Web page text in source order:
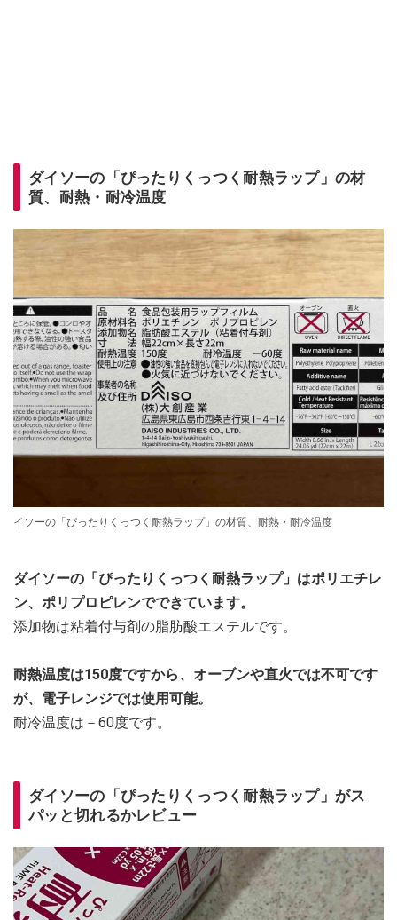
ダイソーの「ぴったりくっつく耐熱ラップ」の材
質、耐熱・耐冷温度
イソーの「ぴったりくっつく耐熱ラップ」の材質、耐熱・耐冷温度
ダイソーの「ぴったりくっつく耐熱ラップ」はポリエチレ
ン、ポリプロピレンでできています。
添加物は粘着付与剤の脂肪酸エステルです。
耐熱温度は150度ですから、オーブンや直火では不可です
が、電子レンジでは使用可能。
耐冷温度は－60度です。
ダイソーの「ぴったりくっつく耐熱ラップ」がス
パッと切れるかレビュー